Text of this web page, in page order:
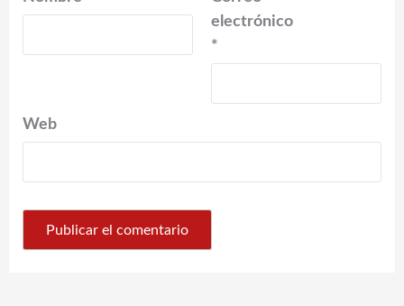
electrónico
*
Web